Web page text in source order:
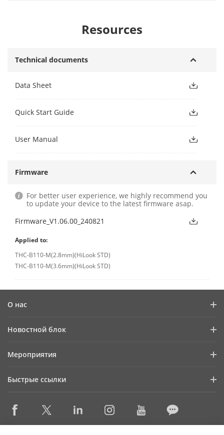
Resources
Technical documents
Data Sheet
Quick Start Guide
User Manual
Firmware
For better user experience, we highly recommend you
to update your device to the latest firmware asap.
Firmware_V1.06.00_240821
Applied to:
THC-B110-M(2.8mm)(HiLook STD)
THC-B110-M(3.6mm)(HiLook STD)
О нас
Информационная безопасность
Контактная информация
Новостной блок
Истории успеха
HikSnap
Мероприятия
Быстрые ссылки
Где купить